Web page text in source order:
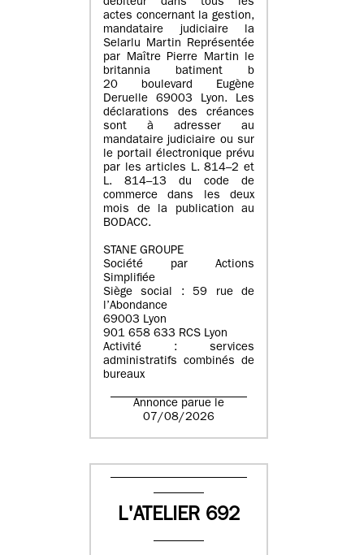
débiteur dans tous les
actes concernant la gestion,
mandataire judiciaire la
Selarlu Martin Représentée
par Maître Pierre Martin le
britannia batiment b
20 boulevard Eugène
Deruelle 69003 Lyon. Les
déclarations des créances
sont à adresser au
mandataire judiciaire ou sur
le portail électronique prévu
par les articles L. 814–2 et
L. 814–13 du code de
commerce dans les deux
mois de la publication au
BODACC.
STANE GROUPE
Société par Actions
Simplifiée
Siège social : 59 rue de
l’Abondance
69003 Lyon
901 658 633 RCS Lyon
Activité : services
administratifs combinés de
bureaux
Annonce parue le
07/08/2026
L'ATELIER 692